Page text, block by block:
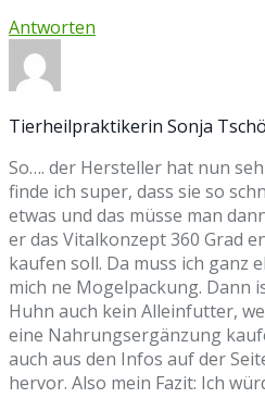
Antworten
Tierheilpraktikerin Sonja
So…. der Hersteller hat nun
finde ich super, dass sie so
etwas und das müsse man
er das Vitalkonzept 360 Grad
kaufen soll. Da muss ich ganz
mich ne Mogelpackung. Dann
Huhn auch kein Alleinfutter,
eine Nahrungsergänzung
auch aus den Infos auf der
hervor. Also mein Fazit: Ich